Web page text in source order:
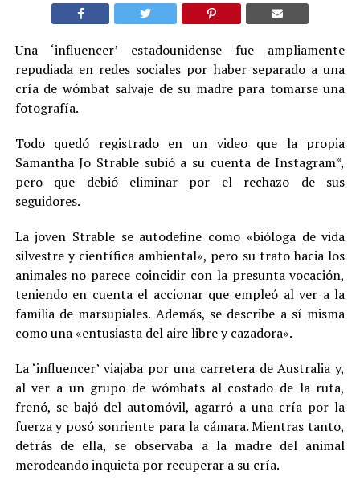
Una ‘influencer’ estadounidense fue ampliamente
repudiada en redes sociales por haber separado a una
cría de wómbat salvaje de su madre para tomarse una
fotografía.
Todo quedó registrado en un video que la propia
Samantha Jo Strable subió a su cuenta de Instagram*,
pero que debió eliminar por el rechazo de sus
seguidores.
La joven Strable se autodefine como «bióloga de vida
silvestre y científica ambiental», pero su trato hacia los
animales no parece coincidir con la presunta vocación,
teniendo en cuenta el accionar que empleó al ver a la
familia de marsupiales. Además, se describe a sí misma
como una «entusiasta del aire libre y cazadora».
La ‘influencer’ viajaba por una carretera de Australia y,
al ver a un grupo de wómbats al costado de la ruta,
frenó, se bajó del automóvil, agarró a una cría por la
fuerza y posó sonriente para la cámara. Mientras tanto,
detrás de ella, se observaba a la madre del animal
merodeando inquieta por recuperar a su cría.